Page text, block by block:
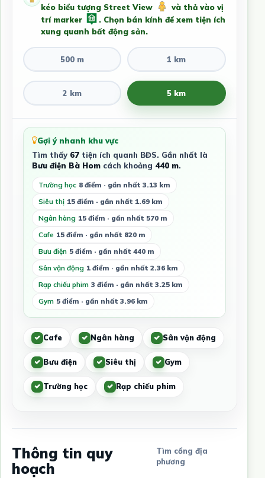
kéo biểu tượng Street View
và thả vào vị
trí marker
. Chọn bán kính để xem tiện ích
xung quanh bất động sản.
500 m 1 km
2 km 5 km
Gợi ý nhanh khu vực
Tìm thấy 67tiện ích quanh BĐS. Gần nhất là
Bưu điện Bà Homcách khoảng 440 m.
Trường học 8 điểm · gần nhất 3.13 km
Siêu thị 15 điểm · gần nhất 1.69 km
Ngân hàng 15 điểm · gần nhất 570 m
Cafe 15 điểm · gần nhất 820 m
Bưu điện 5 điểm · gần nhất 440 m
Sân vận động 1 điểm · gần nhất 2.36 km
Rạp chiếu phim 3 điểm · gần nhất 3.25 km
Gym 5 điểm · gần nhất 3.96 km
Cafe Ngân hàng Sân vận động
Bưu điện Siêu thị Gym
Trường học Rạp chiếu phim
Thông tin quy
hoạch
Tìm cổng địa
phương